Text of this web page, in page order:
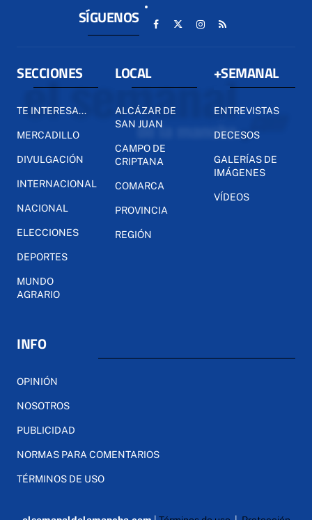
SÍGUENOS
SECCIONES
TE INTERESA...
MERCADILLO
DIVULGACIÓN
INTERNACIONAL
NACIONAL
ELECCIONES
DEPORTES
MUNDO
AGRARIO
LOCAL
ALCÁZAR DE
SAN JUAN
CAMPO DE
CRIPTANA
COMARCA
PROVINCIA
REGIÓN
+SEMANAL
ENTREVISTAS
DECESOS
GALERÍAS DE
IMÁGENES
VÍDEOS
INFO
OPINIÓN
NOSOTROS
PUBLICIDAD
NORMAS PARA COMENTARIOS
TÉRMINOS DE USO